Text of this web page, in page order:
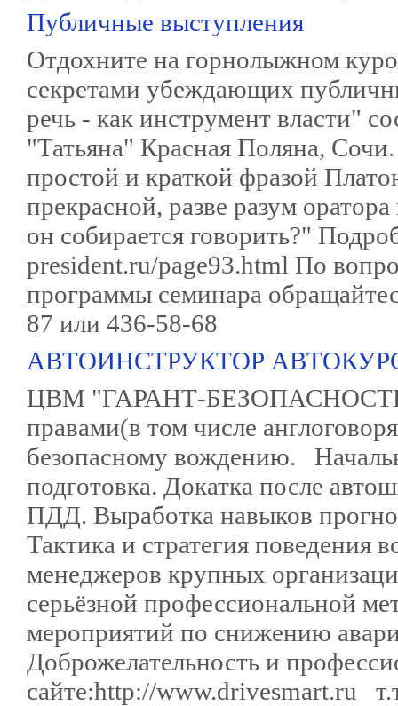
Публичные выступления
Отдохните на горнолыжном
секретами убеждающих
речь - как инструмент власти"
"Татьяна" Красная Поляна,
простой и краткой фразой
прекрасной, разве разум
он собирается говорить?"
president.ru/page93.html По
программы семинара
87 или 436-58-68
АВТОИНСТРУКТОР
ЦВМ "ГАРАНТ-БЕЗОПАСНОСТЬ".
правами(в том числе
безопасному вождению.
подготовка. Докатка после
ПДД. Выработка навыков
Тактика и стратегия поведения
менеджеров крупных
серьёзной профессиональной
мероприятий по снижению
Доброжелательность и
сайте:http://www.drivesmart.ru